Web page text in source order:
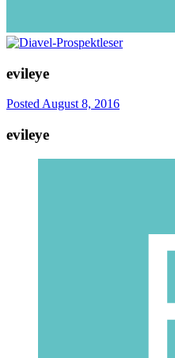
evileye
PostedAugust 8, 2016
evileye